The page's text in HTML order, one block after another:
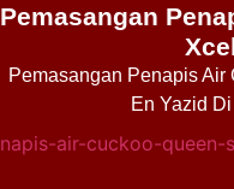
Pemasangan
Pemasangan Penapis
En Yazid